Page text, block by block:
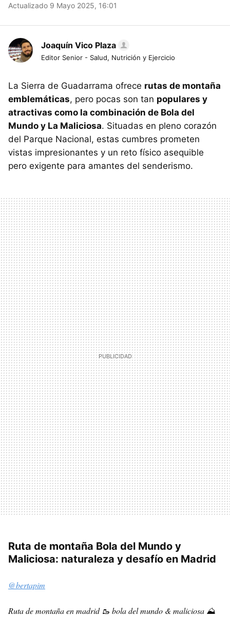
Actualizado 9 Mayo 2025, 16:01
Joaquín Vico Plaza
Editor Senior - Salud, Nutrición y Ejercicio
La Sierra de Guadarrama ofrece rutas de montaña
emblemáticas, pero pocas son tan populares y
atractivas como la combinación de Bola del
Mundo y La Maliciosa. Situadas en pleno corazón
del Parque Nacional, estas cumbres prometen
vistas impresionantes y un reto físico asequible
pero exigente para amantes del senderismo.
Ruta de montaña Bola del Mundo y
Maliciosa: naturaleza y desafío en Madrid
@bertapim
Ruta de montaña en madrid 🥾 bola del mundo & maliciosa ⛰️